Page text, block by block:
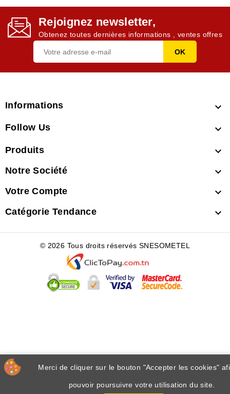
Rejoignez newsletter,
Obtenez toutes dernières informations , ventes offres
Informations 
Follow Us 
Produits 
Notre Société 
Votre Compte 
Catégorie Tendance 
Merci de cliquer sur le bouton "Accepter les cookies"
pouvoir poursuivre votre utilisation du site.
© 2026 Tous droits réservés SNESOMETEL